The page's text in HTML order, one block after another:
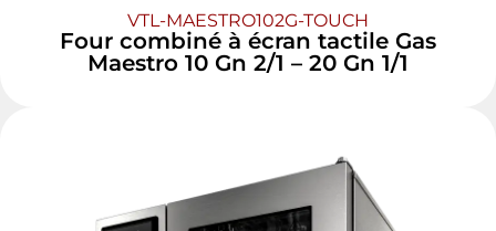
VTL-MAESTRO102G-TOUCH
Four combiné à écran tactile Gas
Maestro 10 Gn 2/1 – 20 Gn 1/1